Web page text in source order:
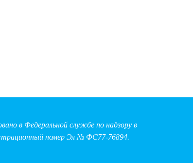
в Федеральной службе по надзору в
номер Эл № ФС77-76894.